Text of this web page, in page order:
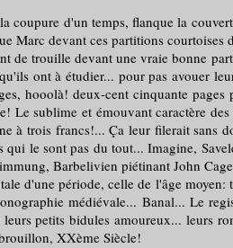
d'un temps, flanque la
Marc devant ces partitions courtoises
trouille devant une vraie bonne
ont à étudier... pour pas avouer
hooolà! deux-cent cinquante
sublime et émouvant caractère
trois francs!... Ça leur filerait sans
le sont pas du tout... Imagine,
Barbelivien piétinant John
période, celle de l'âge moyen:
médiévale... Banal... Le
petits bidules amoureux... leurs
XXème Siècle!